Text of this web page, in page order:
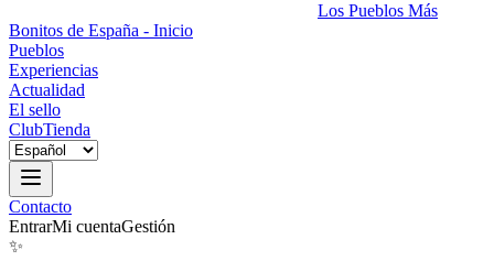
Los Pueblos Más
Bonitos de España - Inicio
Pueblos
Experiencias
Actualidad
El sello
ClubTienda
Contacto
EntrarMi cuentaGestión
✨